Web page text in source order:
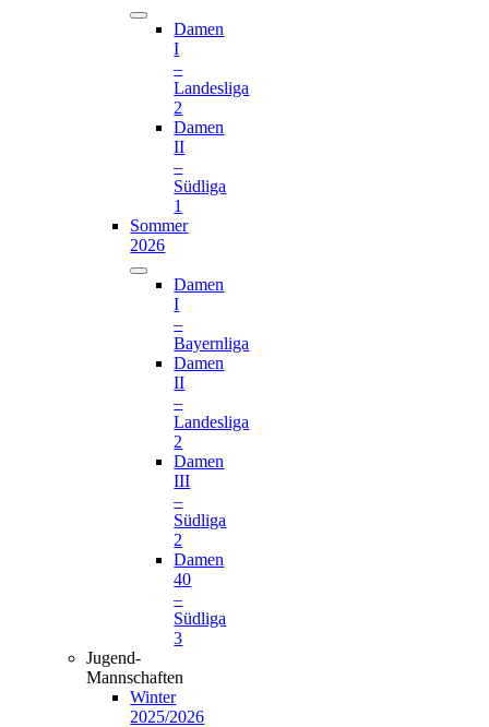
Damen
I
–
Landesliga
2
Damen
II
–
Südliga
1
Sommer
2026
Damen
I
–
Bayernliga
Damen
II
–
Landesliga
2
Damen
III
–
Südliga
2
Damen
40
–
Südliga
3
Jugend-
Mannschaften
Winter
2025/2026